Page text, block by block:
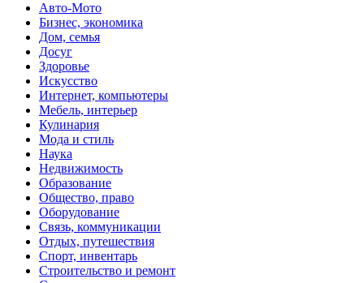
Авто-Мото
Бизнес, экономика
Дом, семья
Досуг
Здоровье
Искусство
Интернет, компьютеры
Мебель, интерьер
Кулинария
Мода и стиль
Наука
Недвижимость
Образование
Общество, право
Оборудование
Связь, коммуникации
Отдых, путешествия
Спорт, инвентарь
Строительство и ремонт